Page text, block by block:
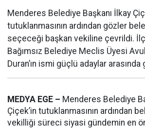
Menderes Belediye Başkanı İlkay
tutuklanmasının ardından gözler
seçeceği başkan vekiline çevrildi.
Bağımsız Belediye Meclis Üyesi
Duran’ın ismi güçlü adaylar
MEDYA EGE – Menderes Belediye
Çiçek’in tutuklanmasının ardından
vekilliği süreci siyasi gündemin en